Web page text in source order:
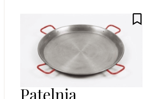
Patelnia